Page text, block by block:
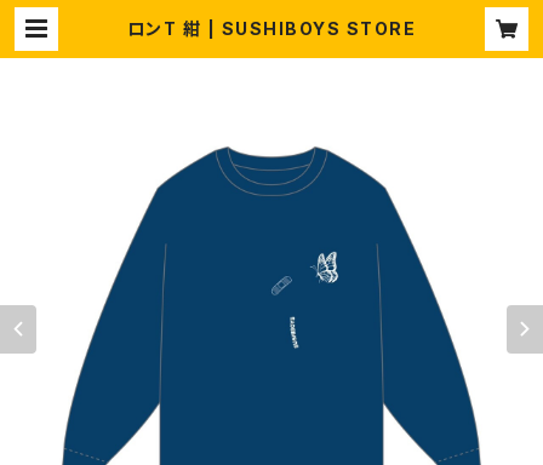
ロンT 紺 | SUSHIBOYS STORE